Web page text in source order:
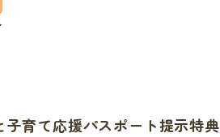
子育て応援パスポート提示特典